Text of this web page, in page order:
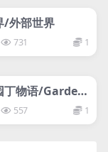
网盘下载游戏
/外部世界
731 1
网盘下载游戏
丁物语/Gardeni
557 1